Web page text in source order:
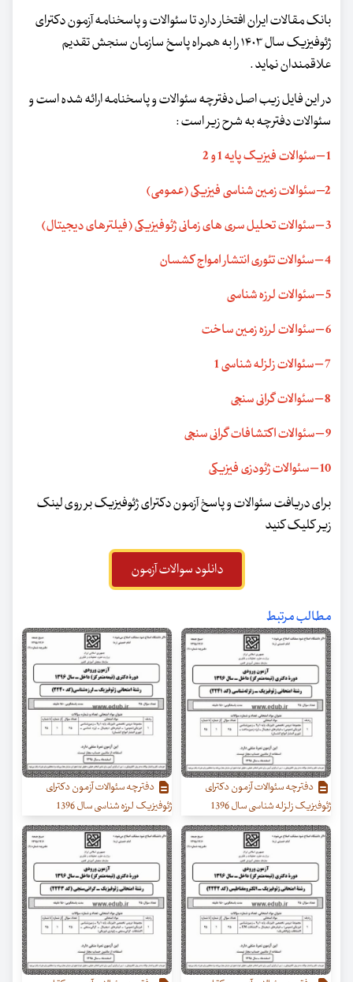
بانک مقالات ایران افتخار دارد تا سئوالات و پاسخنامه آزمون دکترای
ژئوفیزیک سال ۱۴۰۳ را به همراه پاسخ سازمان سنجش تقدیم
علاقمندان نماید .
در این فایل زیب اصل دفترچه سئوالات و پاسخنامه ارائه شده است و
سئوالات دفترچه به شرح زیر است :
1 – سئوالات فیزیک پایه 1 و 2
2– سئوالات زمین شناسی فیزیکی (عمومی)
3 – سئوالات تحلیل سری های زمانی ژئوفیزیکی (فیلترهای دیجیتال)
4 – سئوالات تئوری انتشار امواج کشسان
5 – سئوالات لرزه شناسی
6 – سئوالات لرزه زمین ساخت
7 – سئوالات زلزله شناسی 1
8 – سئوالات گرانی سنجی
9 – سئوالات اکتشافات گرانی سنجی
10 – سئوالات ژئودزی فیزیکی
برای دریافت سئوالات و پاسخ آزمون دکترای ژئوفیزیک بر روی لینک
زیر کلیک کنید
دانلود سوالات آزمون
مطالب مرتبط
دفترچه سئوالات آزمون دکترای
ژئوفیزیک زلزله شناسی سال 1396
دفترچه سئوالات آزمون دکترای
ژئوفیزیک لرزه شناسی سال 1396